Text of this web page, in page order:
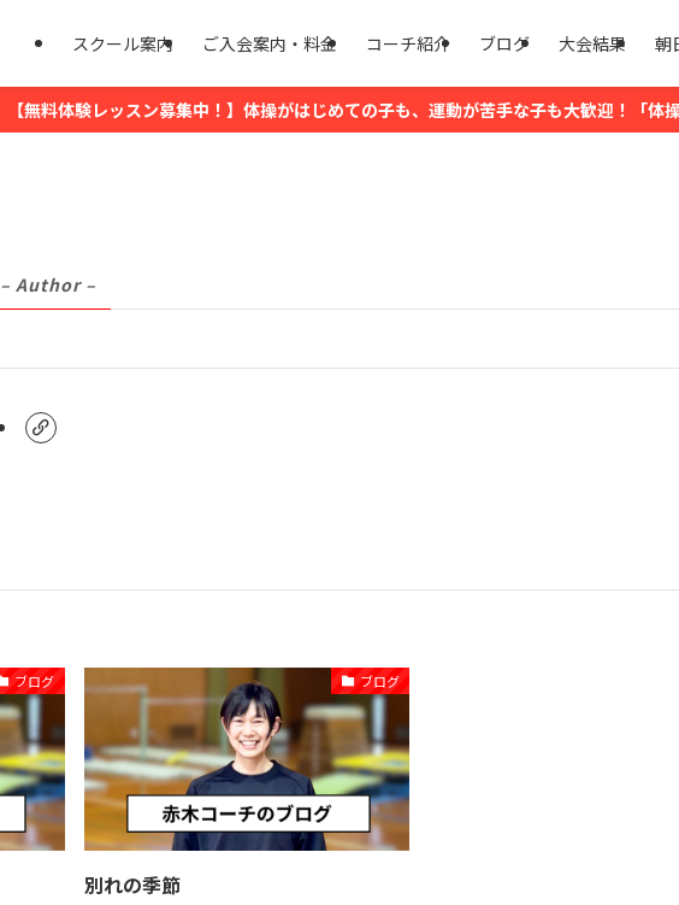
スクール案内 ご入会案内・料金 コーチ紹介 ブログ 大会結果 朝
【無料体験レッスン募集中！】体操がはじめての子も、運動が苦手な子も大歓迎！「体
– Author –
ブログ ブログ
別れの季節